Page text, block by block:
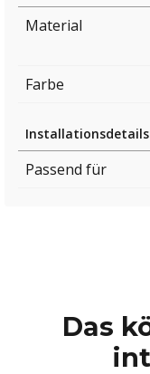
Material
Farbe
Installationsdetails
Passend für
Das